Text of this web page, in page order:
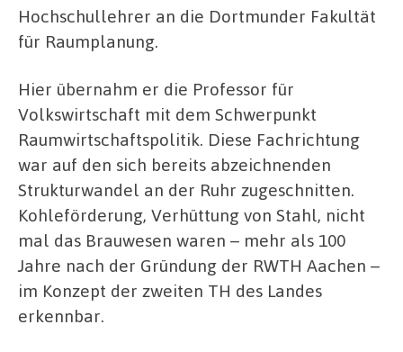
Hochschullehrer an die Dortmunder Fakultät
für Raumplanung.
Hier übernahm er die Professor für
Volkswirtschaft mit dem Schwerpunkt
Raumwirtschaftspolitik. Diese Fachrichtung
war auf den sich bereits abzeichnenden
Strukturwandel an der Ruhr zugeschnitten.
Kohleförderung, Verhüttung von Stahl, nicht
mal das Brauwesen waren – mehr als 100
Jahre nach der Gründung der RWTH Aachen –
im Konzept der zweiten TH des Landes
erkennbar.